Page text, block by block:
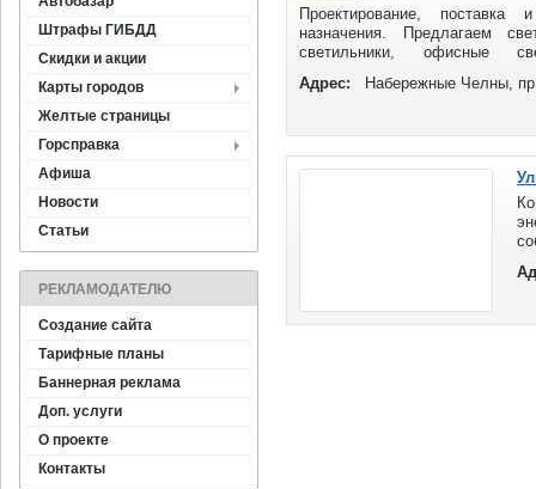
Штрафы ГИБДД
Скидки и акции
Карты городов
Желтые страницы
Горсправка
Афиша
Новости
Статьи
РЕКЛАМОДАТЕЛЮ
Создание сайта
Тарифные планы
Баннерная реклама
Доп. услуги
О проекте
Контакты
Проектирование,
назначения. Предлагаем
светильники, офисные
Адрес: Набережные Челны,